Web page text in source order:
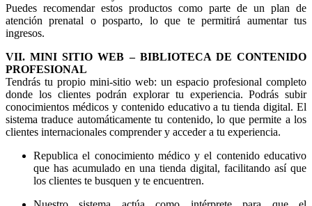
Puedes recomendar estos productos como parte de un plan de
atención prenatal o posparto, lo que te permitirá aumentar tus
ingresos.
VII. MINI SITIO WEB – BIBLIOTECA DE CONTENIDO
PROFESIONAL
Tendrás tu propio mini-sitio web: un espacio profesional completo
donde los clientes podrán explorar tu experiencia. Podrás subir
conocimientos médicos y contenido educativo a tu tienda digital. El
sistema traduce automáticamente tu contenido, lo que permite a los
clientes internacionales comprender y acceder a tu experiencia.
Republica el conocimiento médico y el contenido educativo
que has acumulado en una tienda digital, facilitando así que
los clientes te busquen y te encuentren.